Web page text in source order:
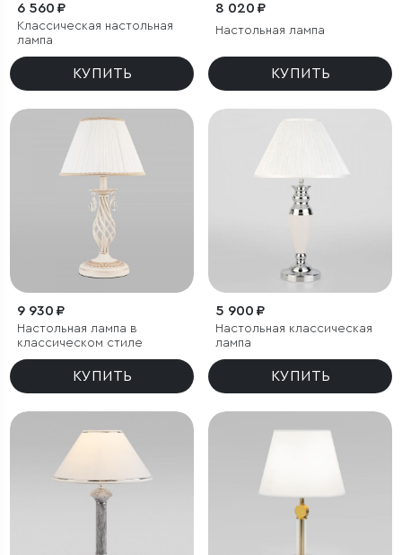
6 560 ₽
Классическая настольная
лампа
КУПИТЬ
8 020 ₽
Настольная лампа
КУПИТЬ
9 930 ₽
Настольная лампа в
классическом стиле
КУПИТЬ
5 900 ₽
Настольная классическая
лампа
КУПИТЬ